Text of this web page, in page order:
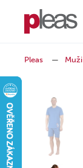
Pleas — Muži